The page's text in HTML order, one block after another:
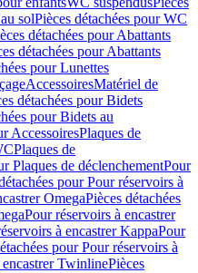
solPièces détachées pour WC
détachées pour Abattants
détachées pour Abattants
pour Lunettes
AccessoiresMatériel de
détachées pour Bidets
pour Bidets au
AccessoiresPlaques de
Plaques de
Plaques de déclenchementPour
pour Pour réservoirs à
OmegaPièces détachées
Pour réservoirs à encastrer
à encastrer KappaPour
pour Pour réservoirs à
TwinlinePièces